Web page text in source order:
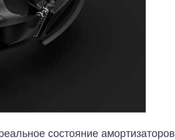
состояние амортизаторов